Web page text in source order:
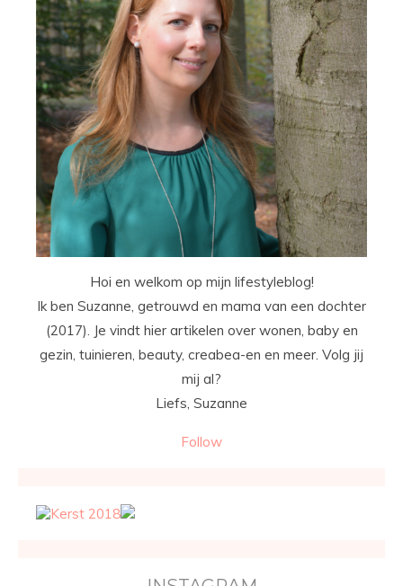
Hoi en welkom op mijn lifestyleblog!
Ik ben Suzanne, getrouwd en mama van een dochter
(2017). Je vindt hier artikelen over wonen, baby en
gezin, tuinieren, beauty, creabea-en en meer. Volg jij
mij al?
Liefs, Suzanne
Follow